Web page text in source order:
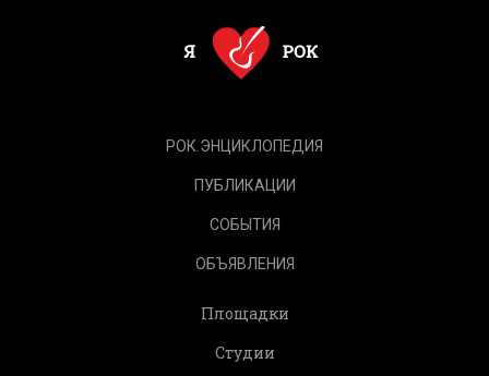
РОК.ЭНЦИКЛОПЕДИЯ
ПУБЛИКАЦИИ
СОБЫТИЯ
ОБЪЯВЛЕНИЯ
Площадки
Студии